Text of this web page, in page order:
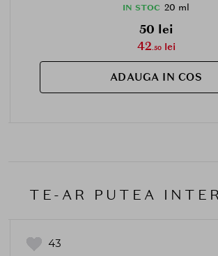
IN STOC 20 ml
50 lei
42.50lei
ADAUGA IN COS
TE-AR PUTEA
43